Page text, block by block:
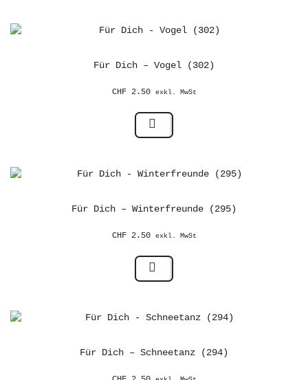
Für Dich – Vogel (302)
CHF2.50 exkl. MwSt
Für Dich – Winterfreunde (295)
CHF2.50 exkl. MwSt
Für Dich – Schneetanz (294)